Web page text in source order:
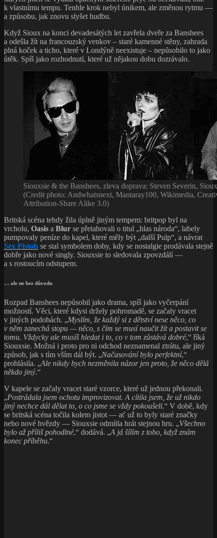
k vlastnímu tempu. Tenhle krok nebyl únikem, ale změnou rytmu —
a způsobu, jak znovu slyšet hudbu.
Když Sioux na konci devadesátých let zavřela dveře za Banshees
a odešla žít na francouzský venkov – staré kamenné stěny, zahrada
plná koček a ticho, které v Londýně neexistuje – nepůsobilo to jako
útěk. Spíš jako rozhodnutí, které už nějakou dobu dozrávalo.
Siouxsie & the Banshees, zleva doprava: Steven Severin,
(Credit photo: Andwhatsnext, Mantaray100, Wikimedia,
Attribution-Share Alike 3.0)
Britská scéna tehdy žila úplně jiným tempem: britpop byl na
vrcholu, Oasis a Blur se přetahovali o titul „hlas národa“, labely
pumpovaly peníze do kapel, které měly být „další Pulp“, a návrat
Sex Pistols se stal symbolem doby, kdy se nostalgie prodávala stejně
dobře jako nové singly. Siouxsie to sledovala zpovzdálí —
a s rostoucím odstupem.
… ale ne bez důvodu
Rozpad Banshees nepůsobil jako drama, spíš jako vyčerpání
možností. Věci, které kdysi držely pohromadě, se začaly vracet
v jiných podobách. „Myslím, že každý si z dětství nese něco, co
v něm zanechá stopu — něco, s čím se musí naučit žít a postavit se
tomu. Vždycky ale musíš hledat i to, co v tom zůstává dobré,“ říká
Siouxsie. Možná i proto pro ni odchod neznamenal ztrátu, ale jiný
způsob, jak s tím vším dál být. „Načasování bylo perfektní,“
prohlásila. „Ale nikdy bych nezměnila názor jen proto, že něco dělá
někdo jiný.“
V kapele se začaly vracet staré vzorce, které už jednou překonali.
„Postrádala jsem ochotu improvizovat. A cítila jsem, že už nikdo
jiný nechce dál dělat to, o co jsme se vždy pokoušeli.“ V době, kdy
se britská scéna točila kolem jistot — ať už to byly staré značky
nebo nové hvězdy — Siouxsie odmítla hrát stejnou hru. „Všechno
bylo až příliš pohodlné,“ dodává. „A já šílím z toho, když znám
konec příběhu.“